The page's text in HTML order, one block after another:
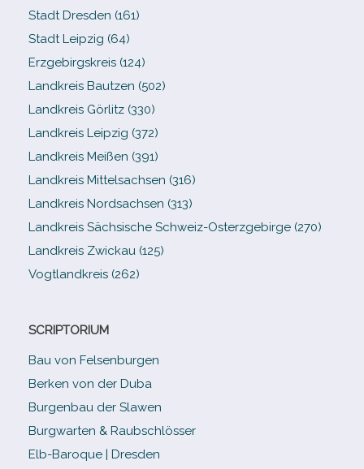
Stadt Dresden (161)
Stadt Leipzig (64)
Erzgebirgskreis (124)
Landkreis Bautzen (502)
Landkreis Görlitz (330)
Landkreis Leipzig (372)
Landkreis Meißen (391)
Landkreis Mittelsachsen (316)
Landkreis Nordsachsen (313)
Landkreis Sächsische Schweiz-​Osterzgebirge (270)
Landkreis Zwickau (125)
Vogtlandkreis (262)
SCRIPTORIUM
Bau von Felsenburgen
Berken von der Duba
Burgenbau der Slawen
Burgwarten & Raubschlösser
Elb-​Baroque | Dresden